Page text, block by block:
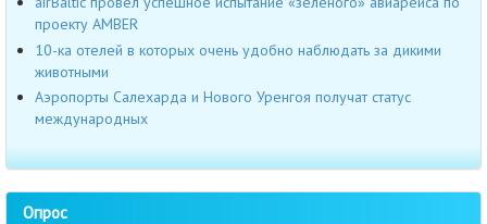
проекту AMBER
10-ка отелей в которых очень удобно наблюдать за дикими
животными
Аэропорты Салехарда и Нового Уренгоя получат статус
международных
Опрос